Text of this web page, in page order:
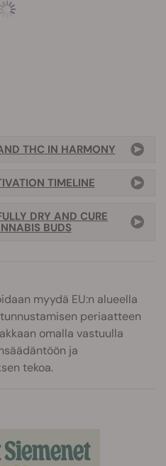
THC IN HARMONY
TIMELINE
DRY AND CURE
BUDS
myydä EU:n alueella
periaatteen
omalla vastuulla
ja
tekoa.